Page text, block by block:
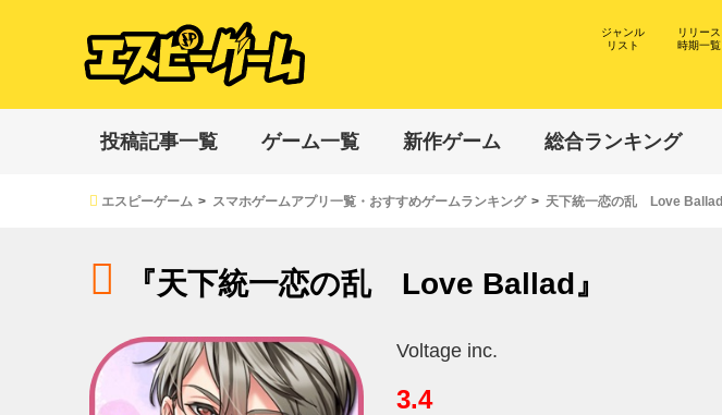
ジャンル
リスト
リリース
時期一覧
投稿記事一覧 ゲーム一覧 新作ゲーム 総合ランキング
エスピーゲーム スマホゲームアプリ一覧・おすすめゲームランキング 天下統一恋の乱 Love Ballad
『天下統一恋の乱 Love Ballad』
Voltage inc.
3.4